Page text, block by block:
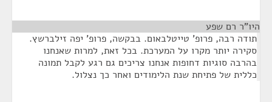
היו"ר רם שפע
תודה רבה, פרופ' טייטלבאום. בבקשה, פרופ' יפה זילברשץ.
סקירה יותר מקרו על המערכת. בכל זאת, למרות שאנחנו
בהרבה סוגיות דחופות אנחנו צריכים גם רגע לקבל תמונה
כללית של פתיחת שנת הלימודים ואחר כך נצלול.